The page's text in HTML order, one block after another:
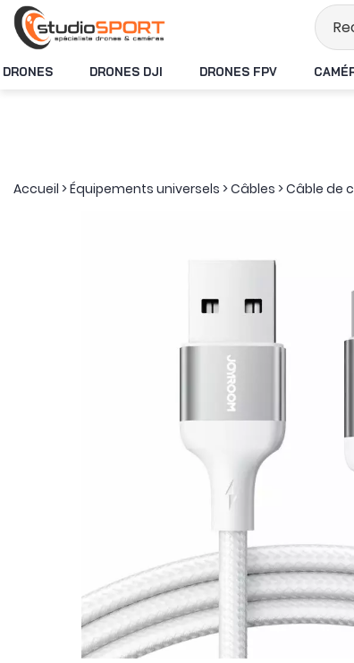
Stock en
DRONES DRONES DJI DRONES FPV
Accueil >Équipements universels >Câbles >Câble de